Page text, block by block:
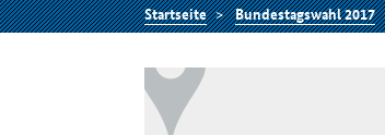
Startseite Bundestagswahl 2017